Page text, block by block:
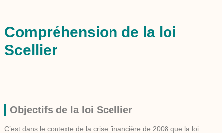
Compréhension de la loi
Scellier
Objectifs de la loi Scellier
C’est dans le contexte de la crise financière de 2008 que la loi